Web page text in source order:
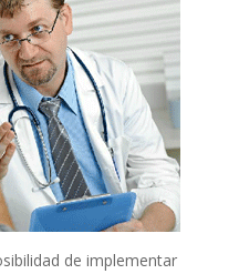
de implementar